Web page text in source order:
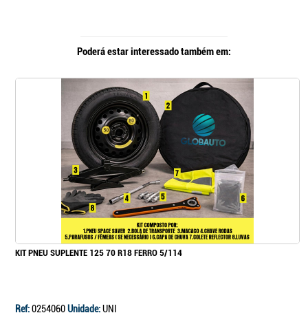
Poderá estar interessado também em:
KIT PNEU SUPLENTE 125 70 R18 FERRO 5/114
Ref:0254060Unidade:UNI